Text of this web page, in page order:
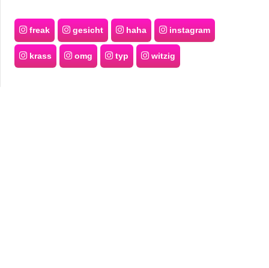
freak gesicht haha instagram
krass omg typ witzig